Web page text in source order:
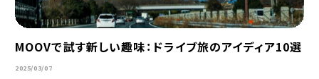
MOOVで試す新しい趣味：ドライブ旅のアイディア10選
2025/03/07